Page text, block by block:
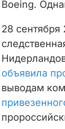
Boeing.
28
объявила
выводам